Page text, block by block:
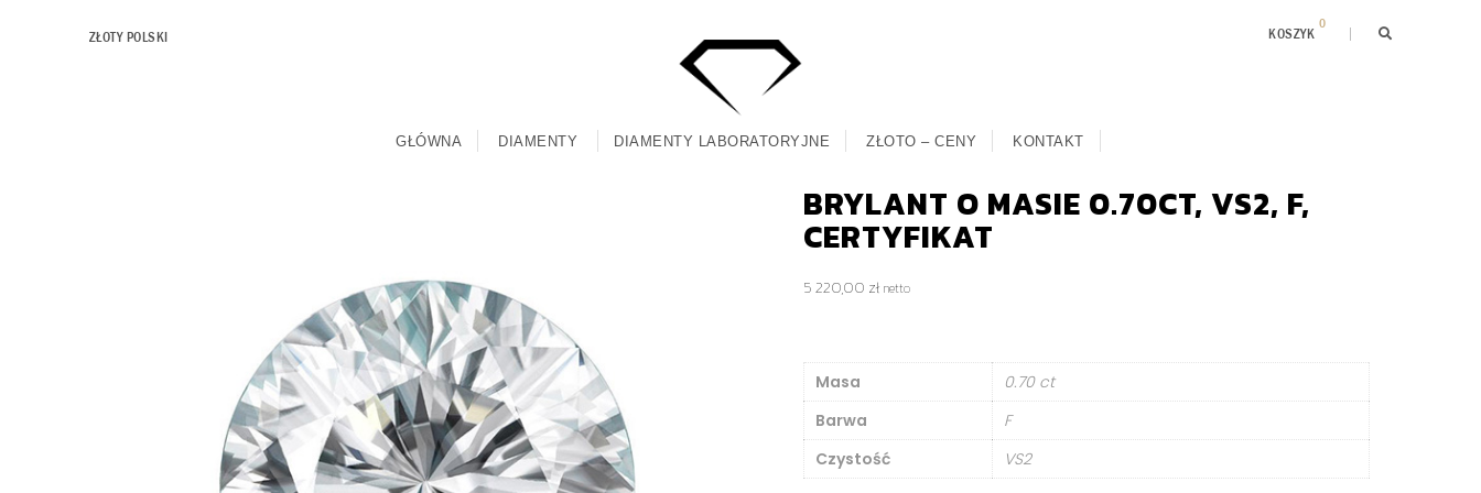
ZŁOTY POLSKI KOSZYK
0
GŁÓWNA DIAMENTY DIAMENTY LABORATORYJNE ZŁOTO – CENY KONTAKT
BRYLANT O MASIE 0.70CT, VS2, F,
CERTYFIKAT
5 220,00 zł netto
Masa
0.70 ct
Barwa
F
Czystość
VS2